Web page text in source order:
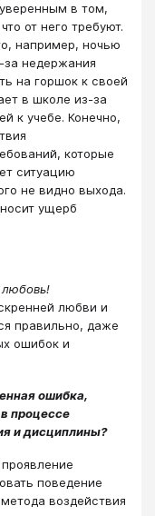
в том,
от него требуют.
например, ночью
за недержания
на горшок к своей
в школе из-за
к учебе. Конечно,
которые
ситуацию
не видно выхода.
ущерб
любовь!
любви и
правильно, даже
ошибок и
ошибка,
процессе
и дисциплины?
поведение
воздействия